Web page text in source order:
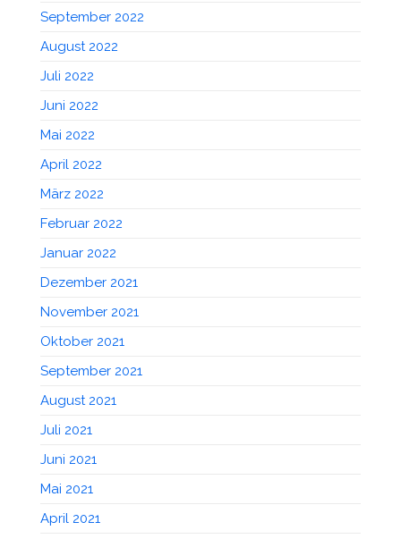
September 2022
August 2022
Juli 2022
Juni 2022
Mai 2022
April 2022
März 2022
Februar 2022
Januar 2022
Dezember 2021
November 2021
Oktober 2021
September 2021
August 2021
Juli 2021
Juni 2021
Mai 2021
April 2021